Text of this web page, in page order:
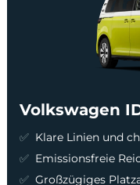
Volkswagen
Klare Linien und
Emissionsfreie
Großzügiges